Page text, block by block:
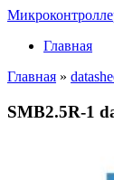
Главная
Главная »
SMB2.5R-1